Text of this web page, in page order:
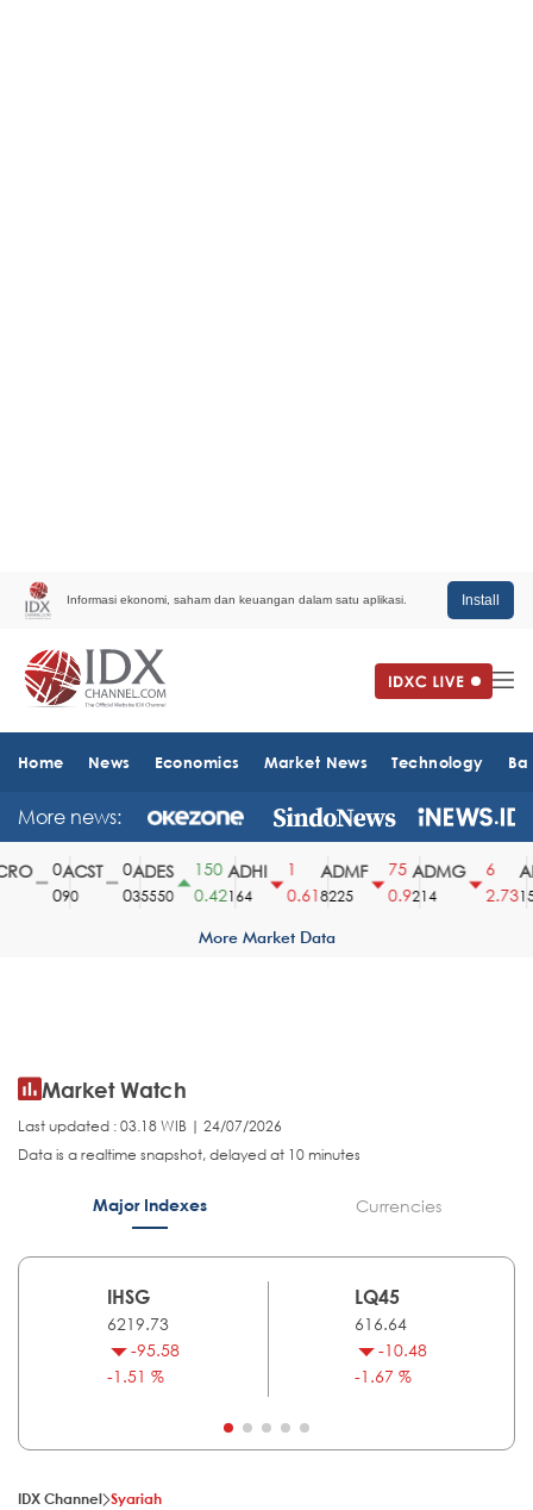
Informasi ekonomi, saham dan keuangan dalam satu aplikasi. Install
Home News Economics Market News Technology
More news:
ACST
90
ADES
35550
150
0.42
ADHI
164
0.61
ADMF
8225
75
0.9
ADMG
214
2.73
More Market Data
Market Watch
Last updated : 03.18 WIB | 24/07/2026
Data is a realtime snapshot, delayed at 10 minutes
Major Indexes Currencies
IHSG
6219.73
-95.58
-1.51 %
LQ45
616.64
-10.48
-1.67 %
IDX Channel Syariah